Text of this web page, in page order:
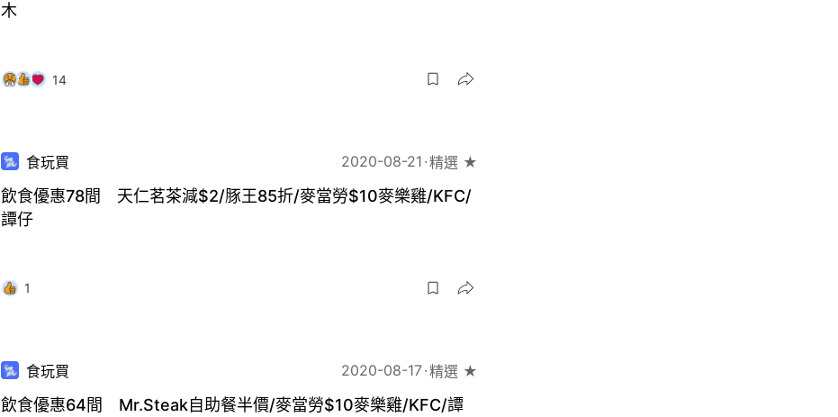
木
14
食玩買 2020-08-21 精選 ★
飲食優惠78間 天仁茗茶減$2/豚王85折/麥當勞$10麥樂雞/KFC/
譚仔
1
食玩買 2020-08-17 精選 ★
飲食優惠64間 Mr.Steak自助餐半價/麥當勞$10麥樂雞/KFC/譚